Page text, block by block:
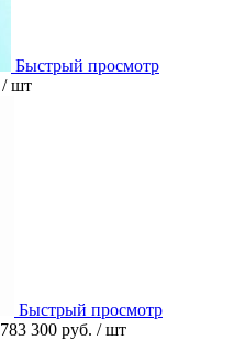
Быстрый просмотр
/ шт
Быстрый просмотр
783 300 руб. / шт